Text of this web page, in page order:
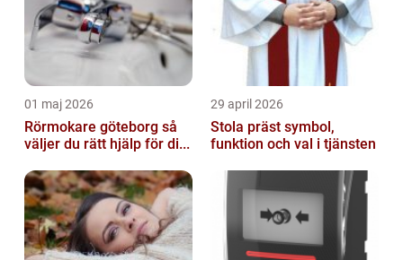
01 maj 2026
Rörmokare göteborg så
väljer du rätt hjälp för di...
29 april 2026
Stola präst symbol,
funktion och val i tjänsten